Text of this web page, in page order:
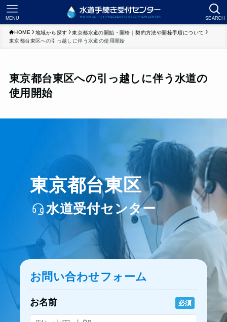
SEARCH
MENU
HOME 地域から探す
東京都水道の開始・開栓｜契約方法や開栓手順について
東京都台東区への引っ越しに伴う水道の使用開始
東京都台東区への引っ越しに伴う水道の
使用開始
東京都台東区
水道受付センター
お問い合わせフォーム
お名前 必須